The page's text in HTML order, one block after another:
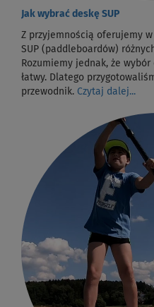
Jak wybrać deskę SUP
Z przyjemnością oferujemy
SUP (paddleboardów)
Rozumiemy jednak, że
łatwy. Dlatego
przewodnik. Czytaj dalej...